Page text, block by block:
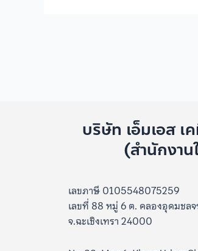
บริษัท เอ็มเอส เ
(สำนักงา
เลขภาษี 0105548075259
เลขที่ 88 หมู่ 6 ต. คลองอุดมชลจ
จ.ฉะเชิงเทรา 24000